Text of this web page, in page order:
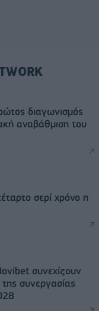
διαγωνισμός
αναβάθμιση του
σερί χρόνο η
συνεχίζουν
συνεργασίας